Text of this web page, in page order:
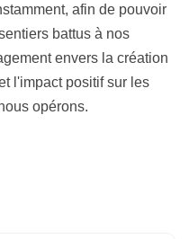
afin de pouvoir
battus à nos
envers la création
l'impact positif sur les
opérons.